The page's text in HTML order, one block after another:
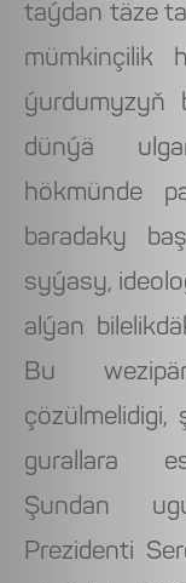
taýdan täze
mümkinçilik
ýurdumyzyň
dünýä
hökmünde
baradaky
syýasy,
alýan
Bu
gurallara
Şundan
Prezidenti